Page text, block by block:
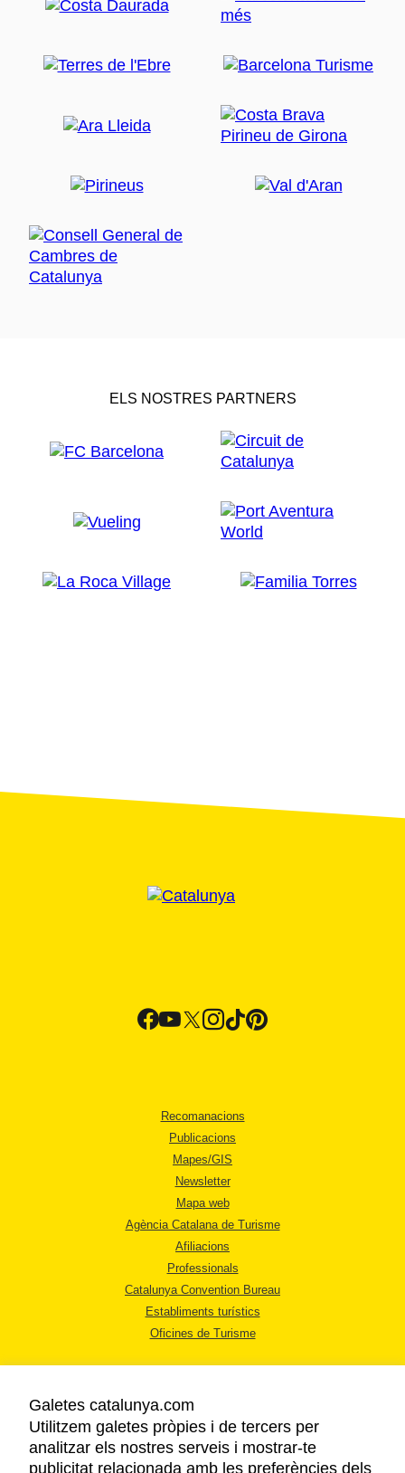
ELS NOSTRES PARTNERS
Recomanacions
Publicacions
Mapes/GIS
Newsletter
Mapa web
Agència Catalana de Turisme
Afiliacions
Professionals
Catalunya Convention Bureau
Establiments turístics
Oficines de Turisme
AVÍS LEGAL
Galetes catalunya.com
Utilitzem galetes pròpies i de tercers per
analitzar els nostres serveis i mostrar-te
publicitat relacionada amb les preferències dels